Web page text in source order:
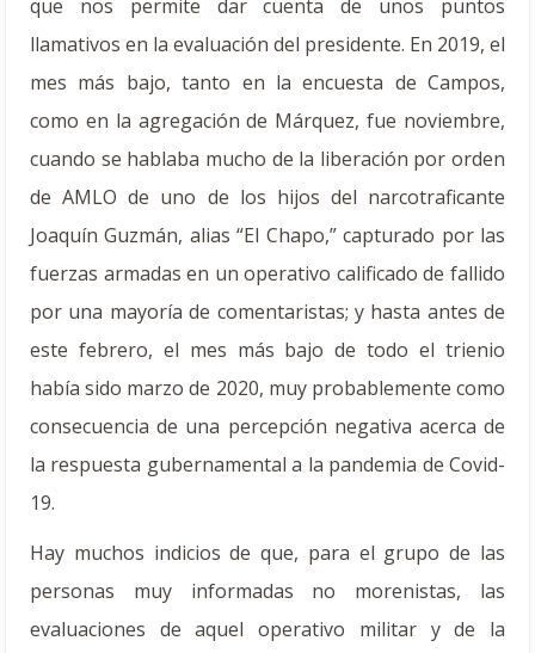
que nos permite dar cuenta de unos puntos
llamativos en la evaluación del presidente. En 2019, el
mes más bajo, tanto en la encuesta de Campos,
como en la agregación de Márquez, fue noviembre,
cuando se hablaba mucho de la liberación por orden
de AMLO de uno de los hijos del narcotraficante
Joaquín Guzmán, alias “El Chapo,” capturado por las
fuerzas armadas en un operativo calificado de fallido
por una mayoría de comentaristas; y hasta antes de
este febrero, el mes más bajo de todo el trienio
había sido marzo de 2020, muy probablemente como
consecuencia de una percepción negativa acerca de
la respuesta gubernamental a la pandemia de Covid-
19.
Hay muchos indicios de que, para el grupo de las
personas muy informadas no morenistas, las
evaluaciones de aquel operativo militar y de la